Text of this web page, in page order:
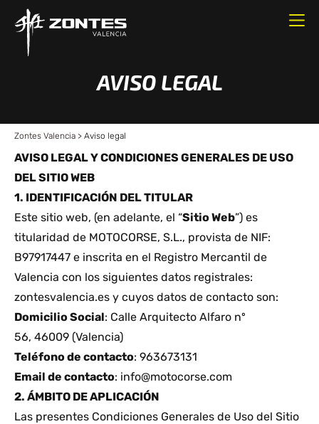
AVISO LEGAL
Zontes Valencia > Aviso legal
AVISO LEGAL Y CONDICIONES GENERALES DE USO
DEL SITIO WEB
1. IDENTIFICACIÓN DEL TITULAR
Este sitio web, (en adelante, el “Sitio Web”) es
titularidad de MOTOCORSE, S.L., provista de NIF:
B97917447 e inscrita en el Registro Mercantil de
Valencia con los siguientes datos registrales:
zontesvalencia.es y cuyos datos de contacto son:
Domicilio Social: Calle Arquitecto Alfaro nº
56, 46009 (Valencia)
Teléfono de contacto: 963673131
Email de contacto: info@motocorse.com
2. ÁMBITO DE APLICACIÓN
Las presentes Condiciones Generales de Uso del Sitio